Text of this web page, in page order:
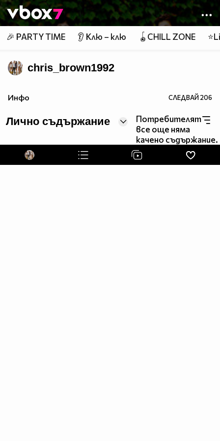
Member of
👾
🎉 PARTY TIME 👂 Клю – клю 🪀CHILL ZONE
chris_brown1992
Инфо СЛЕДВАЙ206
Лично съдържание
Потребителят
все още няма
качено съдържание.